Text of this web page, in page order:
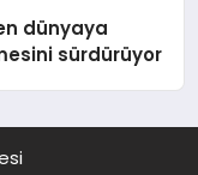
dünyaya
sürdürüyor